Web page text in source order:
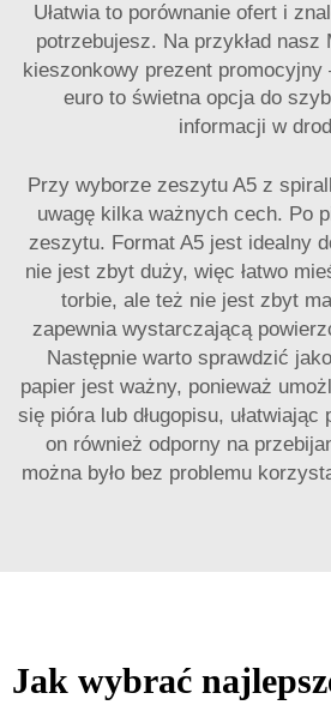
Ułatwia to porównanie ofert i
potrzebujesz. Na przykład nasz
kieszonkowy prezent promocyjny
euro to świetna opcja do
informacji w
Przy wyborze zeszytu A5 z
uwagę kilka ważnych cech. Po
zeszytu. Format A5 jest idealny
nie jest zbyt duży, więc łatwo
torbie, ale też nie jest zbyt
zapewnia wystarczającą
Następnie warto sprawdzić
papier jest ważny, ponieważ
się pióra lub długopisu,
on również odporny na
można było bez problemu
Jak wybrać